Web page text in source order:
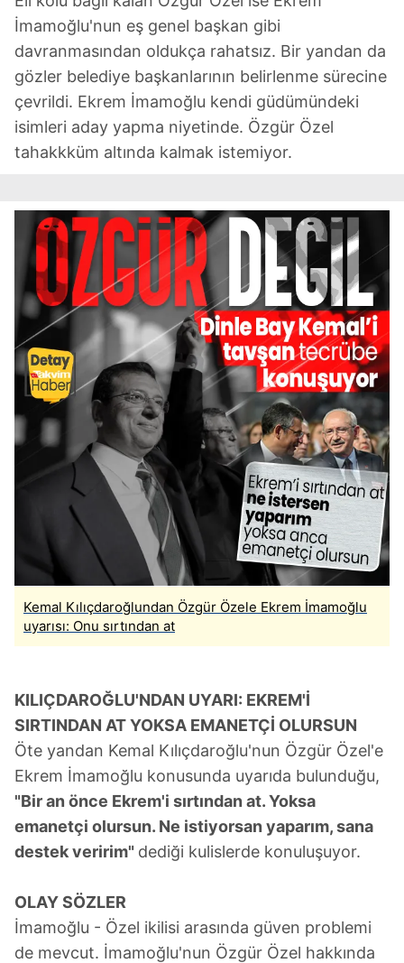
İmamoğlu'nun eş genel başkan gibi
davranmasından oldukça rahatsız. Bir yandan da
gözler belediye başkanlarının belirlenme sürecine
çevrildi. Ekrem İmamoğlu kendi güdümündeki
isimleri aday yapma niyetinde. Özgür Özel
tahakkküm altında kalmak istemiyor.
Kemal Kılıçdaroğlundan Özgür Özele Ekrem İmamoğlu
uyarısı: Onu sırtından at
KILIÇDAROĞLU'NDAN UYARI: EKREM'İ
SIRTINDAN AT YOKSA EMANETÇİ OLURSUN
Öte yandan Kemal Kılıçdaroğlu'nun Özgür Özel'e
Ekrem İmamoğlu konusunda uyarıda bulunduğu,
"Bir an önce Ekrem'i sırtından at. Yoksa
emanetçi olursun. Ne istiyorsan yaparım, sana
destek veririm" dediği kulislerde konuluşuyor.
OLAY SÖZLER
İmamoğlu - Özel ikilisi arasında güven problemi
de mevcut. İmamoğlu'nun Özgür Özel hakkında